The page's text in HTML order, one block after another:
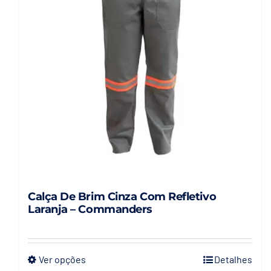
Calça De Brim Cinza Com Refletivo
Laranja – Commanders
Ver opçõesEste
Detalhes